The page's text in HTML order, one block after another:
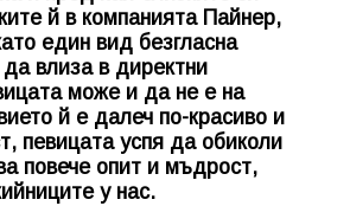
й в компанията Пайнер,
един вид безгласна
влиза в директни
може и да не е на
й е далеч по-красиво и
певицата успя да обиколи
повече опит и мъдрост,
у нас.